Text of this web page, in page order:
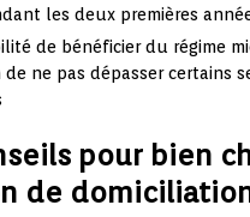
les deux premières
de bénéficier du régime
de ne pas dépasser certains
pour bien
de